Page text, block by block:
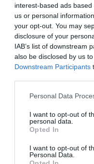
interest-based ads
us or personal
your opt-out. You may
disclosure of your
IAB’s list of downstream
also be disclosed by us
Downstream Participants
Personal Data
I want to opt-out of
personal data.
Opted In
I want to opt-out of
Personal Data.
Ez is
HÁROMSZÉK ,
Góbéfest